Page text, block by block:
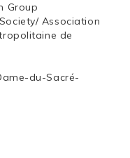
Group
Association
de
du-Sacré-